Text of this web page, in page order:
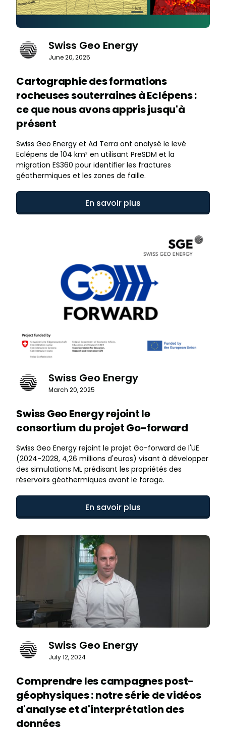
Swiss Geo Energy
June 20, 2025
Cartographie des formations
rocheuses souterraines à Eclépens :
ce que nous avons appris jusqu'à
présent
Swiss Geo Energy et Ad Terra ont analysé le levé
Eclépens de 104 km² en utilisant PreSDM et la
migration ES360 pour identifier les fractures
géothermiques et les zones de faille.
En savoir plus
Swiss Geo Energy
March 20, 2025
Swiss Geo Energy rejoint le
consortium du projet Go-forward
Swiss Geo Energy rejoint le projet Go-forward de l'UE
(2024-2028, 4,26 millions d'euros) visant à développer
des simulations ML prédisant les propriétés des
réservoirs géothermiques avant le forage.
En savoir plus
Swiss Geo Energy
July 12, 2024
Comprendre les campagnes post-
géophysiques : notre série de vidéos
d'analyse et d'interprétation des
données